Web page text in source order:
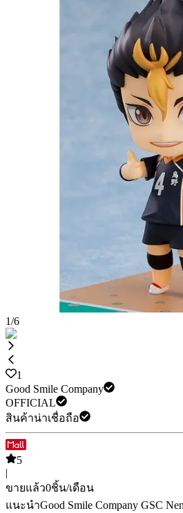
1/6
1
Good Smile Company
OFFICIAL
สินค้าน่าเชื่อถือ
5
|
ขายแล้ว0ชิ้น/เดือน
แนะนำGood Smile Company GSC